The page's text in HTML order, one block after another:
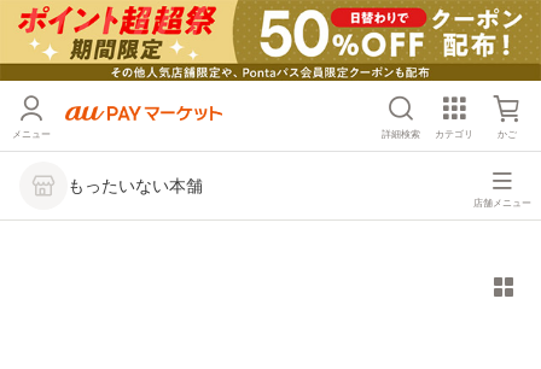
メニュー 詳細検索 カテゴリ かご
もったいない本舗
店舗メニュー